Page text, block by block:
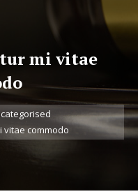
mi vitae
vitae commodo